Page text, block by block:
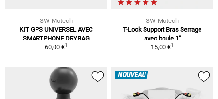
SW-Motech
KIT GPS UNIVERSEL AVEC
SMARTPHONE DRYBAG
60,00 €1
SW-Motech
T-Lock Support Bras Serrage
avec boule 1"
15,00 €1
NOUVEAU